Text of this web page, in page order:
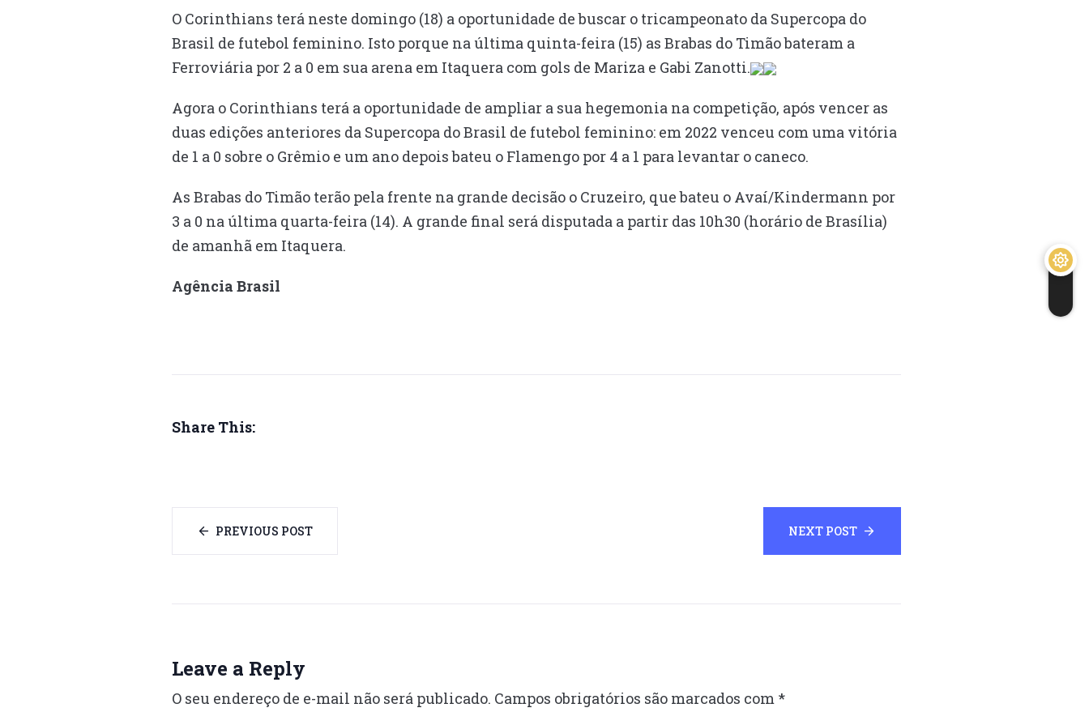
O Corinthians terá neste domingo (18) a oportunidade de buscar o tricampeonato da Supercopa do
Brasil de futebol feminino. Isto porque na última quinta-feira (15) as Brabas do Timão bateram a
Ferroviária por 2 a 0 em sua arena em Itaquera com gols de Mariza e Gabi Zanotti.
Agora o Corinthians terá a oportunidade de ampliar a sua hegemonia na competição, após vencer as
duas edições anteriores da Supercopa do Brasil de futebol feminino: em 2022 venceu com uma vitória
de 1 a 0 sobre o Grêmio e um ano depois bateu o Flamengo por 4 a 1 para levantar o caneco.
As Brabas do Timão terão pela frente na grande decisão o Cruzeiro, que bateu o Avaí/Kindermann por
3 a 0 na última quarta-feira (14). A grande final será disputada a partir das 10h30 (horário de Brasília)
de amanhã em Itaquera.
Agência Brasil
Share This:
PREVIOUS POST NEXT POST
Leave a Reply
O seu endereço de e-mail não será publicado. Campos obrigatórios são marcados com *